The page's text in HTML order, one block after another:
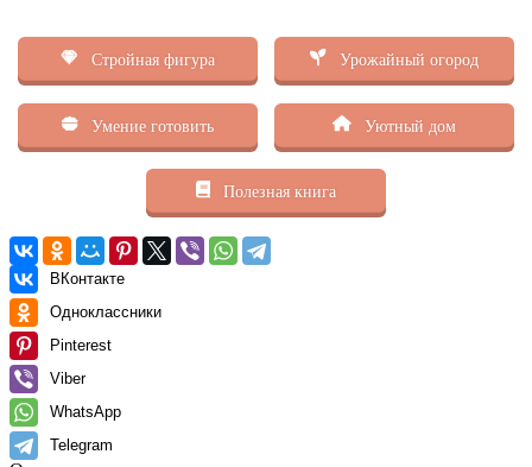
Стройная фигура Урожайный огород
Умение готовить Уютный дом
Полезная книга
ВКонтакте
Одноклассники
Pinterest
Viber
WhatsApp
Telegram